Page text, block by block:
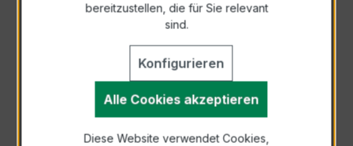
Anfrage telefonisch
Als PDF exportieren
bereitzustellen, die für Sie relevant
sind.
Konfigurieren
Alle Cookies akzeptieren
Diese Website verwendet Cookies,